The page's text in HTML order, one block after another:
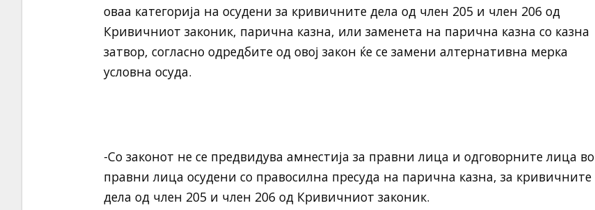
оваа категорија на осудени за кривичните дела од член 205 и член 206 од
Кривичниот законик, парична казна, или заменета на парична казна со казна
затвор, согласно одредбите од овој закон ќе се замени алтернативна мерка
условна осуда.
-Со законот не се предвидува амнестија за правни лица и одговорните лица во
правни лица осудени со правосилна пресуда на парична казна, за кривичните
дела од член 205 и член 206 од Кривичниот законик.